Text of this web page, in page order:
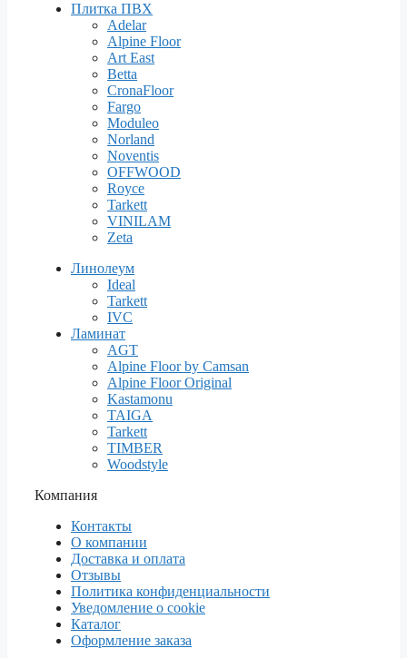
Плитка ПВХ
Adelar
Alpine Floor
Art East
Betta
CronaFloor
Fargo
Moduleo
Norland
Noventis
OFFWOOD
Royce
Tarkett
VINILAM
Zeta
Линолеум
Ideal
Tarkett
IVC
Ламинат
AGT
Alpine Floor by Camsan
Alpine Floor Original
Kastamonu
TAIGA
Tarkett
TIMBER
Woodstyle
Компания
Контакты
О компании
Доставка и оплата
Отзывы
Политика конфиденциальности
Уведомление о cookie
Каталог
Оформление заказа